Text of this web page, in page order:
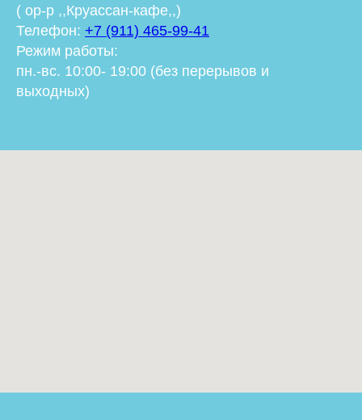
( ор-р ,,Круассан-кафе,,)
Телефон: +7 (911) 465-99-41
Режим работы:
пн.-вс. 10:00- 19:00 (без перерывов и
выходных)